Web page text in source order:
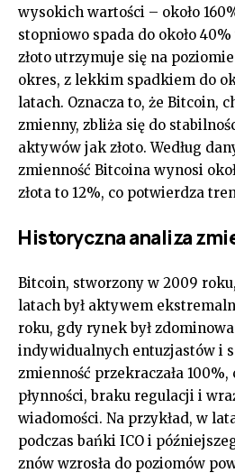
wysokich wartości – około
stopniowo spada do około
złoto utrzymuje się na
okres, z lekkim spadkiem do
latach. Oznacza to, że Bitcoin,
zmienny, zbliża się do
aktywów jak złoto. Według
zmienność Bitcoina wynosi
złota to 12%, co potwierdza
Historyczna analiza
Bitcoin, stworzony w 2009
latach był aktywem
roku, gdy rynek był
indywidualnych entuzjastów i
zmienność przekraczała
płynności, braku regulacji i
wiadomości. Na przykład, w
podczas bańki ICO i
znów wzrosła do poziomów